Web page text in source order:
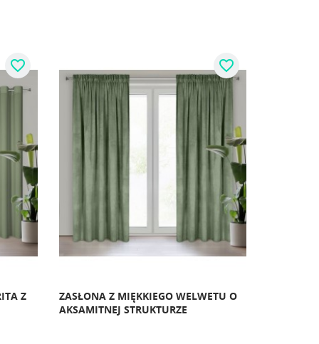
Z
favorite_border
ZASŁONA Z MIĘKKIEGO WELWETU O
AKSAMITNEJ STRUKTURZE
favorite_border